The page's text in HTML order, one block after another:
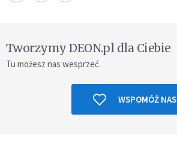
Tworzymy DEON.pl dla Ciebie
Tu możesz nas wesprzeć.
WSPOMÓŻ NAS